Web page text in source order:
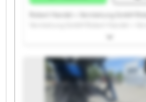
GmbH Robert Handel + Vermietung
Vermietung GmbH Robert Handel +
GmbH Robert Handel + Vermietung
Handel + Vermietung GmbH Robert
Vermietung GmbH Robert Handel +
GmbH Robert Handel + Vermietung